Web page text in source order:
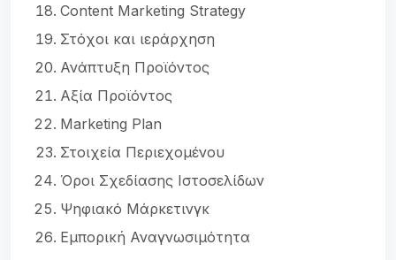
Content Marketing Strategy
Στόχοι και ιεράρχηση
Ανάπτυξη Προϊόντος
Αξία Προϊόντος
Marketing Plan
Στοιχεία Περιεχομένου
Όροι Σχεδίασης Ιστοσελίδων
Ψηφιακό Μάρκετινγκ
Εμπορική Αναγνωσιμότητα